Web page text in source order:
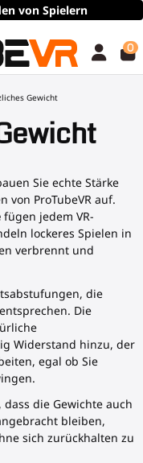
von Spielern
0
Gewicht
Sie echte Stärke
von ProTubeVR auf.
fügen jedem VR-
lockeres Spielen in
verbrennt und
die
Die
Widerstand hinzu, der
egal ob Sie
die Gewichte auch
bleiben,
sich zurückhalten zu